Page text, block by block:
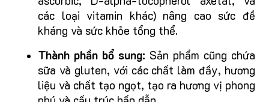
các loại vitamin khác) nâng cao sức đề
kháng và sức khỏe tổng thể.
Thành phần bổ sung: Sản phẩm cũng chứa
sữa và gluten, với các chất làm đầy, hương
liệu và chất tạo ngọt, tạo ra hương vị phong